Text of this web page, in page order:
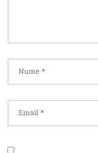
Nume *
Email *